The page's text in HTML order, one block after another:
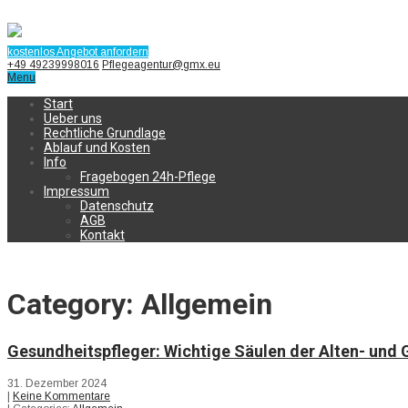
kostenlos Angebot anfordern
+49 49239998016 Pflegeagentur@gmx.eu
Menu
Start
Ueber uns
Rechtliche Grundlage
Ablauf und Kosten
Info
Fragebogen 24h-Pflege
Impressum
Datenschutz
AGB
Kontakt
Category: Allgemein
Gesundheitspfleger: Wichtige Säulen der Alten- und
31. Dezember 2024
| Keine Kommentare